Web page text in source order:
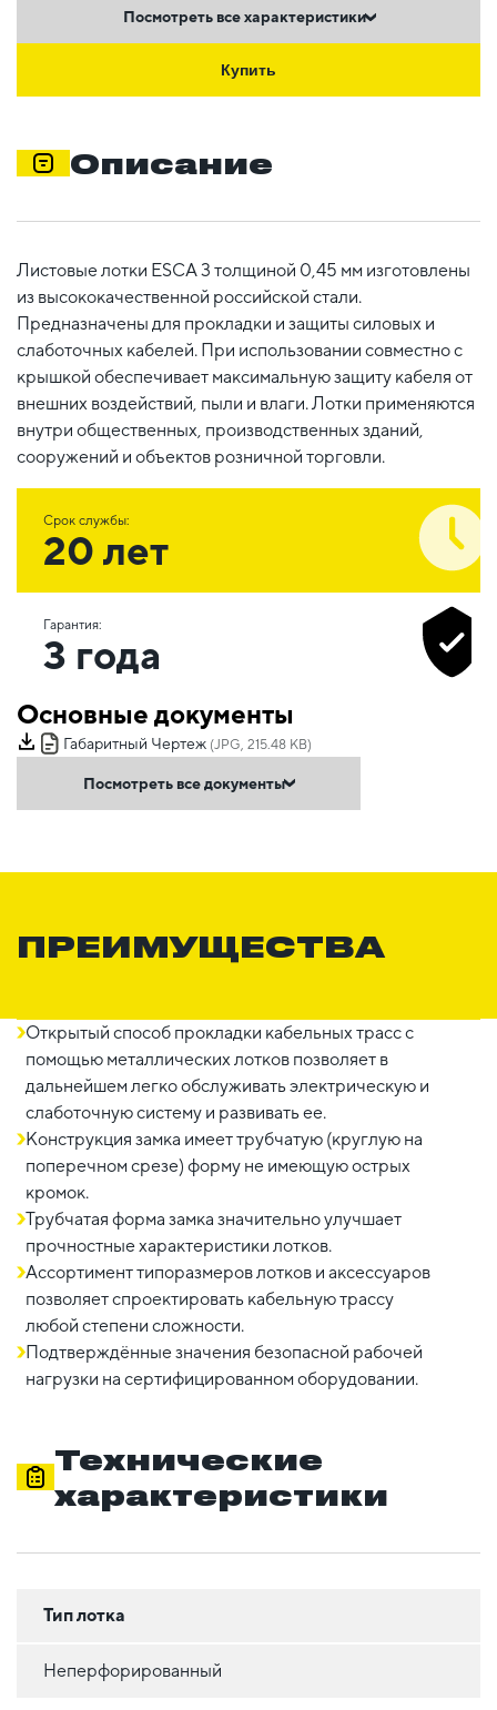
Посмотреть все характеристики
Купить
Описание
Листовые лотки ESCA 3 толщиной 0,45 мм изготовлены
из высококачественной российской стали.
Предназначены для прокладки и защиты силовых и
слаботочных кабелей. При использовании совместно с
крышкой обеспечивает максимальную защиту кабеля от
внешних воздействий, пыли и влаги. Лотки применяются
внутри общественных, производственных зданий,
сооружений и объектов розничной торговли.
Срок службы:
20 лет
Гарантия:
3 года
Основные документы
Габаритный Чертеж (JPG, 215.48 KB)
Посмотреть все документы
ПРЕИМУЩЕСТВА
Открытый способ прокладки кабельных трасс с
помощью металлических лотков позволяет в
дальнейшем легко обслуживать электрическую и
слаботочную систему и развивать ее.
Конструкция замка имеет трубчатую (круглую на
поперечном срезе) форму не имеющую острых
кромок.
Трубчатая форма замка значительно улучшает
прочностные характеристики лотков.
Ассортимент типоразмеров лотков и аксессуаров
позволяет спроектировать кабельную трассу
любой степени сложности.
Подтверждённые значения безопасной рабочей
нагрузки на сертифицированном оборудовании.
Технические
характеристики
Тип лотка
Неперфорированный